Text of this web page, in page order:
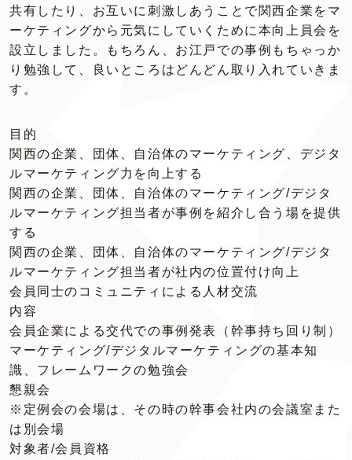
共有したり、お互いに刺激しあうことで関西企業をマ
ーケティングから元気にしていくために本向上員会を
設立しました。もちろん、お江戸での事例もちゃっか
り勉強して、良いところはどんどん取り入れていきま
す。
目的
関西の企業、団体、自治体のマーケティング、デジタ
ルマーケティング力を向上する
関西の企業、団体、自治体のマーケティング/デジタ
ルマーケティング担当者が事例を紹介し合う場を提供
する
関西の企業、団体、自治体のマーケティング/デジタ
ルマーケティング担当者が社内の位置付け向上
会員同士のコミュニティによる人材交流
内容
会員企業による交代での事例発表（幹事持ち回り制）
マーケティング/デジタルマーケティングの基本知
識、フレームワークの勉強会
懇親会
※定例会の会場は、その時の幹事会社内の会議室また
は別会場
対象者/会員資格